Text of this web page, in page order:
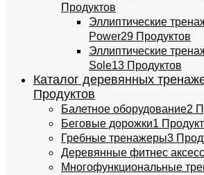
Продуктов
Эллиптические
Power29 Продуктов
Эллиптические
Sole13 Продуктов
Каталог деревянных
Продуктов
Балетное оборудование2
Беговые дорожки1 Продукт
Гребные тренажеры3
Деревянные фитнес
Многофункциональные